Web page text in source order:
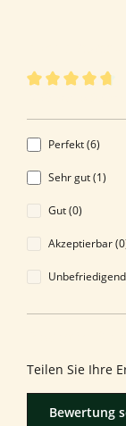
Perfekt (6)
Sehr gut (1)
Gut (0)
Akzeptierbar
Teilen Sie Ihre
Bewertung